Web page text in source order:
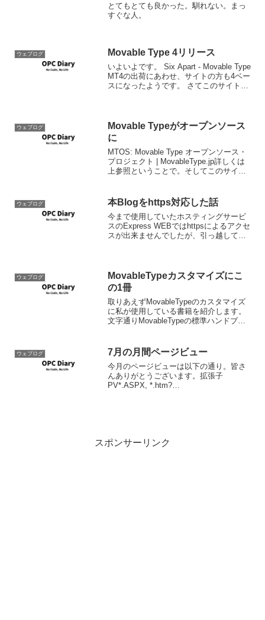
とてもとても良かった。馴れない。まっ
すぐな人。
ウェブログ Movable Type 4リリース
いよいよです。 Six Apart - Movable Type
MT4の出荷にあわせ、サイトの方も4ベー
スになったようです。 さてこのサイトは
ウェブログ
Movable Typeがオープンソース
に
MTOS: Movable Type オープンソース・
プロジェクト | MovableType.jp詳しくは
上参照ということで。そしてこのサイト
ウェブログ 本Blogをhttps対応した話
今まで使用していたホスティングサービ
スのExpress WEBではhttpsによるアクセ
スが出来ませんでしたが、引っ越してき
ウェブログ
MovableTypeカスタマイズにこ
の1冊
取りあえずMovableTypeのカスタマイズ
に私が使用している書籍を紹介します。
文字通りMovableTypeの標準ハンドブッ
タムタグの解説も便利。
ウェブログ 7月の月間ページビュー
今月のページビューは以下の通り。皆さ
んありがとうございます。拡張子
PV*.ASPX, *.htm?
スポンサーリンク